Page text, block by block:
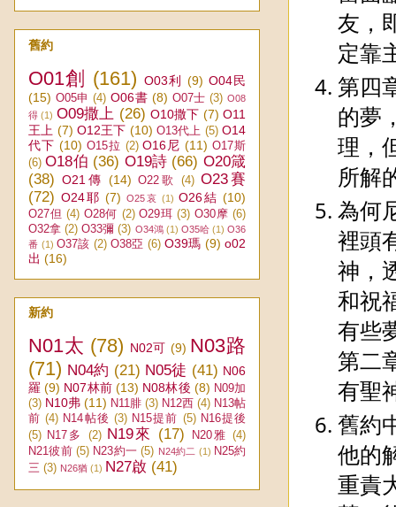
友，
定靠
第四
的夢
理，
所解
為何
裡頭
神，
和祝
有些
第二
有聖
舊約
他的
重責
舊約
O01創 (161) O03利 (9) O04民
(15) O05申 (4) O06書 (8) O07士 (3) O08
得 (1) O09撒上 (26) O10撒下 (7) O11
王上 (7) O12王下 (10) O13代上 (5) O14
代下 (10) O15拉 (2) O16尼 (11) O17斯
(6) O18伯 (36) O19詩 (66) O20箴
(38) O21傳 (14) O22歌 (4) O23賽
(72) O24耶 (7) O25哀 (1) O26結 (10)
O27但 (4) O28何 (2) O29珥 (3) O30摩 (6)
O32拿 (2) O33彌 (3) O34鴻 (1) O35哈 (1) O36
番 (1) O37該 (2) O38亞 (6) O39瑪 (9) o02
出 (16)
新約
N01太 (78) N02可 (9) N03路
(71) N04約 (21) N05徒 (41) N06
羅 (9) N07林前 (13) N08林後 (8) N09加
(3) N10弗 (11) N11腓 (3) N12西 (4) N13帖
前 (4) N14帖後 (3) N15提前 (5) N16提後
(5) N17多 (2) N19來 (17) N20雅 (4)
N21彼前 (5) N23約一 (5) N24約二 (1) N25約
三 (3) N26猶 (1) N27啟 (41)